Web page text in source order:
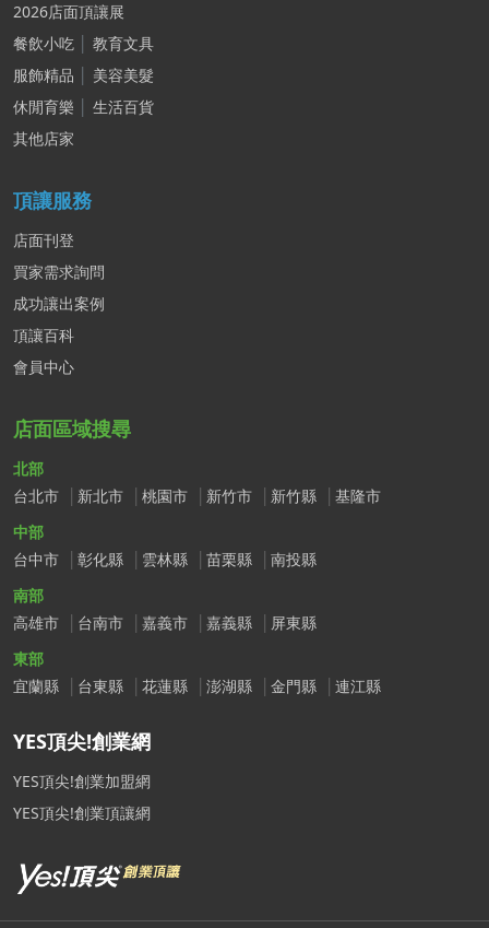
2026店面頂讓展
餐飲小吃
教育文具
服飾精品
美容美髮
休閒育樂
生活百貨
其他店家
頂讓服務
店面刊登
買家需求詢問
成功讓出案例
頂讓百科
會員中心
店面區域搜尋
北部
台北市
新北市 桃園市 新竹市 新竹縣
基隆市
中部
台中市
彰化縣 雲林縣 苗栗縣
南投縣
南部
高雄市
台南市 嘉義市 嘉義縣
屏東縣
東部
宜蘭縣
台東縣 花蓮縣 澎湖縣 金門縣 連江縣
YES頂尖!創業網
YES頂尖!創業加盟網
YES頂尖!創業頂讓網